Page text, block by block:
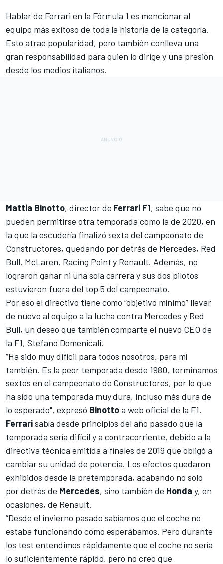
Hablar de Ferrari en la Fórmula 1 es mencionar al
equipo más exitoso de toda la historia de la categoría.
Esto atrae popularidad, pero también conlleva una
gran responsabilidad para quien lo dirige y una presión
desde los medios italianos.
Mattia Binotto, director de Ferrari F1, sabe que no
pueden permitirse otra temporada como la de 2020, en
la que la escudería finalizó sexta del campeonato de
Constructores, quedando por detrás de Mercedes, Red
Bull, McLaren, Racing Point y Renault. Además, no
lograron ganar ni una sola carrera y sus dos pilotos
estuvieron fuera del top 5 del campeonato.
Por eso el directivo tiene como “objetivo mínimo” llevar
de nuevo al equipo a la lucha contra Mercedes y Red
Bull, un deseo que también comparte el nuevo CEO de
la F1, Stefano Domenicali.
“Ha sido muy difícil para todos nosotros, para mí
también. Es la peor temporada desde 1980, terminamos
sextos en el campeonato de Constructores, por lo que
ha sido una temporada muy dura, incluso más dura de
lo esperado", expresó Binottoa web oficial de la F1.
Ferrarisabía desde principios del año pasado que la
temporada sería difícil y a contracorriente, debido a la
directiva técnica emitida a finales de 2019 que obligó a
cambiar su unidad de potencia. Los efectos quedaron
exhibidos desde la pretemporada, acabando no solo
por detrás de Mercedes, sino también de Honda y, en
ocasiones, de Renault.
“Desde el invierno pasado sabíamos que el coche no
estaba funcionando como esperábamos. Pero durante
los test entendimos rápidamente que el coche no sería
lo suficientemente rápido, pero no creo que